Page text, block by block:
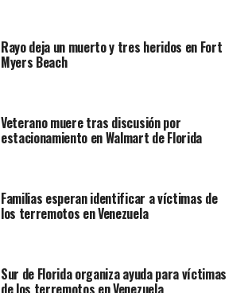
Rayo deja un muerto y tres heridos en Fort
Myers Beach
Veterano muere tras discusión por
estacionamiento en Walmart de Florida
Familias esperan identificar a víctimas de
los terremotos en Venezuela
Sur de Florida organiza ayuda para víctimas
de los terremotos en Venezuela